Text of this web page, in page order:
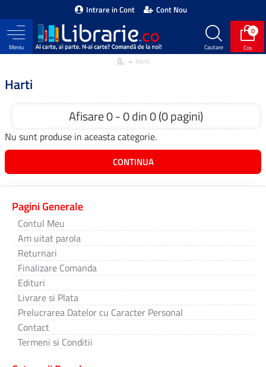
Intrare in Cont Cont Nou
0
Harti
Harti
Afisare 0 - 0 din 0 (0 pagini)
Nu sunt produse in aceasta categorie.
CONTINUA
Pagini Generale
Contul Meu
Am uitat parola
Returnari
Finalizare Comanda
Edituri
Livrare si Plata
Prelucrarea Datelor cu Caracter Personal
Contact
Termeni si Conditii